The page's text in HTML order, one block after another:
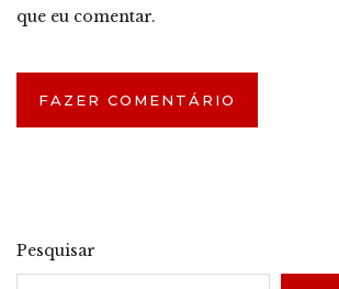
que eu comentar.
Pesquisar